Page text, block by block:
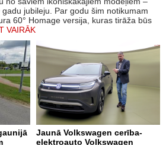
jubileju. Par godu šim notikumam
60° Homage versija, kuras tirāža būs
VAIRĀK
Jaunā Volkswagen cerība-
elektroauto Volkswagen